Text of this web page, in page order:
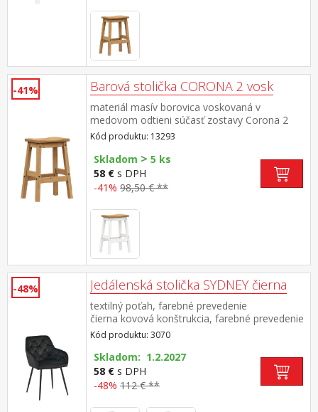
-41% Barová stolička CORONA 2 vosk
materiál masív borovica voskovaná v
medovom odtieni súčasť zostavy Corona 2
Kód produktu: 13293
Skladom > 5 ks
58 € s DPH
-41% 98,50 € **
-48% Jedálenská stolička SYDNEY čierna
textilný poťah, farebné prevedenie
čierna kovová konštrukcia, farebné prevedenie
čierna
Kód produktu: 3070
Skladom: 1.2.2027
58 € s DPH
-48% 112 € **